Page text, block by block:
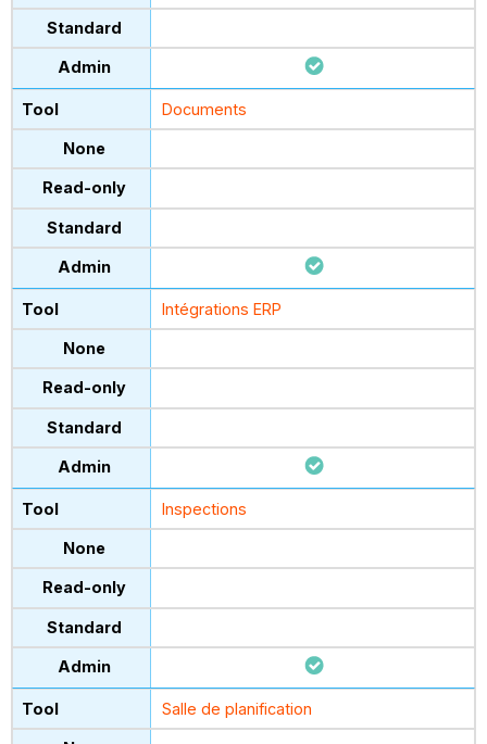
Documents
Intégrations ERP
Inspections
Salle de planification